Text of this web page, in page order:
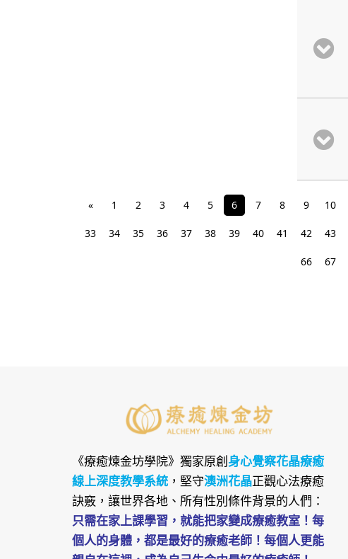
« 1 2 3 4 5 6 7 8 9 10
33 34 35 36 37 38 39 40 41 42 43
66 67
《療癒煉金坊學院》 獨家原創身心覺察花晶療癒
線上深度教學系統 ，堅守澳洲花晶正觀心法療癒
訣竅，讓世界各地、所有性別條件背景的人們：
只需在家上課學習，就能把家變成療癒教室！每
個人的身體，都是最好的療癒老師！每個人更能